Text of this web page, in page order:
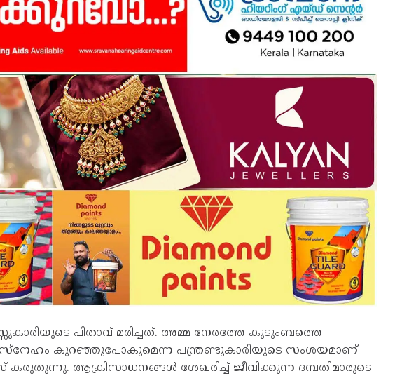
പിതാവ്‌ മരിച്ചത്‌. അമ്മ നേരത്തേ കുടുംബത്തെ
സ്‌നേഹം കുറഞ്ഞുപോകുമെന്ന പന്ത്രണ്ടുകാരിയുടെ സംശയമാണ്‌
കരുതുന്നു. ആക്രിസാധനങ്ങൾ ശേഖരിച്ച്‌ ജീവിക്കുന്ന ദമ്പതിമാരുടെ